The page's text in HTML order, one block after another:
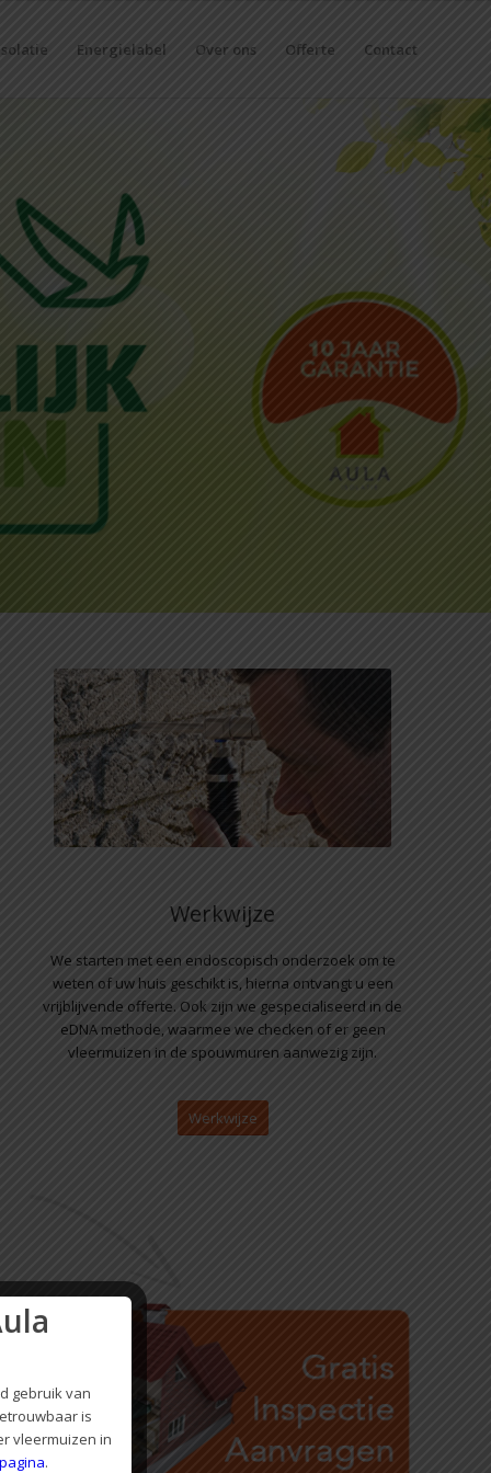
Energielabel Over ons Offerte Contact
Werkwijze
We starten met een endoscopisch onderzoek om te
weten of uw huis geschikt is, hierna ontvangt u een
vrijblijvende offerte. Ook zijn we gespecialiseerd in de
eDNA methode, waarmee we checken of er geen
vleermuizen in de spouwmuren aanwezig zijn.
Werkwijze
gebruik van
is
vleermuizen in
.